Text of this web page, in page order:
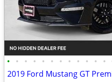
• • • • • • • • • • • •
2019 Ford Mustang GT